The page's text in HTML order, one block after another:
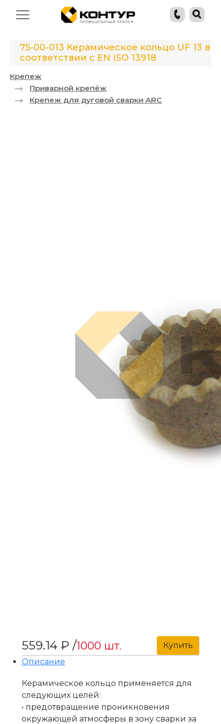
75-00-013 Керамическое кольцо UF 13 в
соответствии с EN ISO 13918
Крепеж
Приварной крепёж
Крепеж для дуговой сварки ARC
559.14 ₽ /1000 шт.
Купить
Описание
Керамическое кольцо применяется для
следующих целей:
• предотвращение проникновения
окружающей атмосферы в зону сварки за